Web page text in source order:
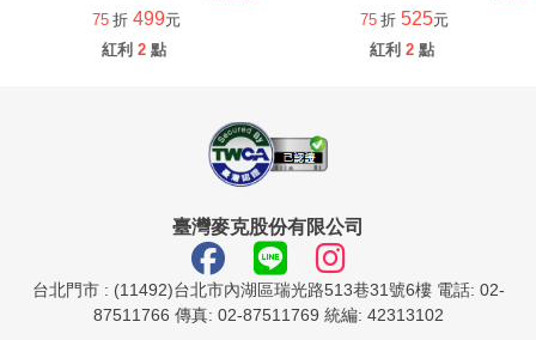
75 折 499元
紅利 2 點
75 折 525元
紅利 2 點
臺灣麥克股份有限公司
台北門市 : (11492)台北市內湖區瑞光路513巷31號6樓 電話: 02-
87511766 傳真: 02-87511769 統編: 42313102